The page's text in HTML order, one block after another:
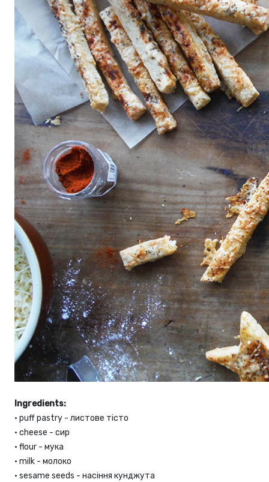
Ingredients:
• puff pastry - листове тісто
• cheese - сир
• flour - мука
• milk - молоко
• sesame seeds - насіння кунджута